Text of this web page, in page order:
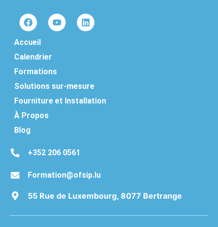
Accueil
Calendrier
Formations
Solutions sur-mesure
Fourniture et Installation
À Propos
Blog
‭+352 206 0561‬
Formation@ofsip.lu
55 Rue de Luxembourg, 8077 Bertrange